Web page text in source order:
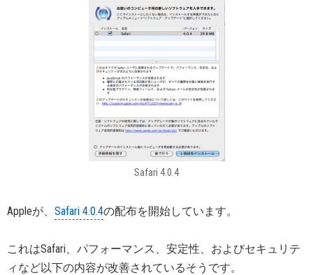
Safari 4.0.4
Appleが、 Safari 4.0.4の配布を開始しています。
これはSafari、パフォーマンス、安定性、およびセキュリテ
ィなど以下の内容が改善されているそうです。